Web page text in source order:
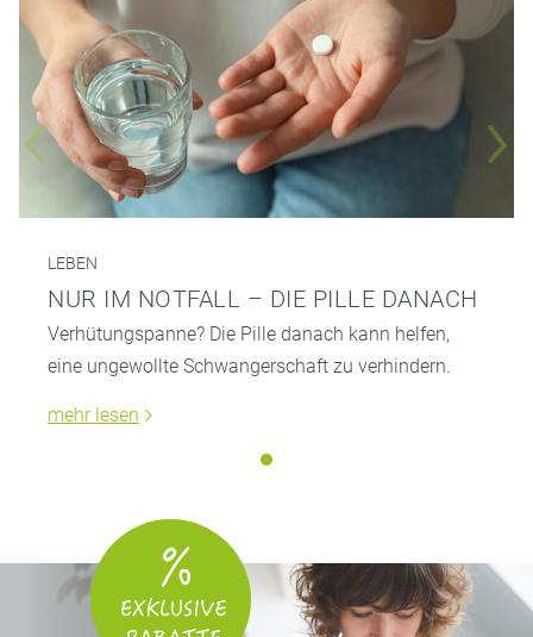
LEBEN
NUR IM NOTFALL – DIE PILLE DANACH
Verhütungspanne? Die Pille danach kann helfen,
eine ungewollte Schwangerschaft zu verhindern.
mehr lesen